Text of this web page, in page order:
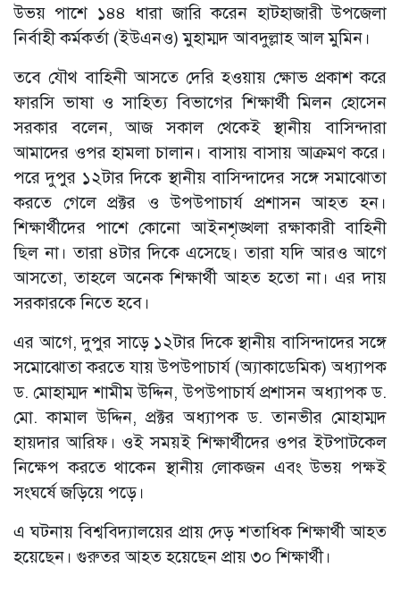
উভয় পাশে ১৪৪ ধারা জারি করেন হাটহাজারী উপজেলা
নির্বাহী কর্মকর্তা (ইউএনও) মুহাম্মদ আবদুল্লাহ আল মুমিন।
তবে যৌথ বাহিনী আসতে দেরি হওয়ায় ক্ষোভ প্রকাশ করে
ফারসি ভাষা ও সাহিত্য বিভাগের শিক্ষার্থী মিলন হোসেন
সরকার বলেন, আজ সকাল থেকেই স্থানীয় বাসিন্দারা
আমাদের ওপর হামলা চালান। বাসায় বাসায় আক্রমণ করে।
পরে দুপুর ১২টার দিকে স্থানীয় বাসিন্দাদের সঙ্গে সমাঝোতা
করতে গেলে প্রক্টর ও উপউপাচার্য প্রশাসন আহত হন।
শিক্ষার্থীদের পাশে কোনো আইনশৃঙ্খলা রক্ষাকারী বাহিনী
ছিল না। তারা ৪টার দিকে এসেছে। তারা যদি আরও আগে
আসতো, তাহলে অনেক শিক্ষার্থী আহত হতো না। এর দায়
সরকারকে নিতে হবে।
এর আগে, দুপুর সাড়ে ১২টার দিকে স্থানীয় বাসিন্দাদের সঙ্গে
সমোঝোতা করতে যায় উপউপাচার্য (অ্যাকাডেমিক) অধ্যাপক
ড. মোহাম্মদ শামীম উদ্দিন, উপউপাচার্য প্রশাসন অধ্যাপক ড.
মো. কামাল উদ্দিন, প্রক্টর অধ্যাপক ড. তানভীর মোহাম্মদ
হায়দার আরিফ। ওই সময়ই শিক্ষার্থীদের ওপর ইটপাটকেল
নিক্ষেপ করতে থাকেন স্থানীয় লোকজন এবং উভয় পক্ষই
সংঘর্ষে জড়িয়ে পড়ে।
এ ঘটনায় বিশ্ববিদ্যালয়ের প্রায় দেড় শতাধিক শিক্ষার্থী আহত
হয়েছেন। গুরুতর আহত হয়েছেন প্রায় ৩০ শিক্ষার্থী।